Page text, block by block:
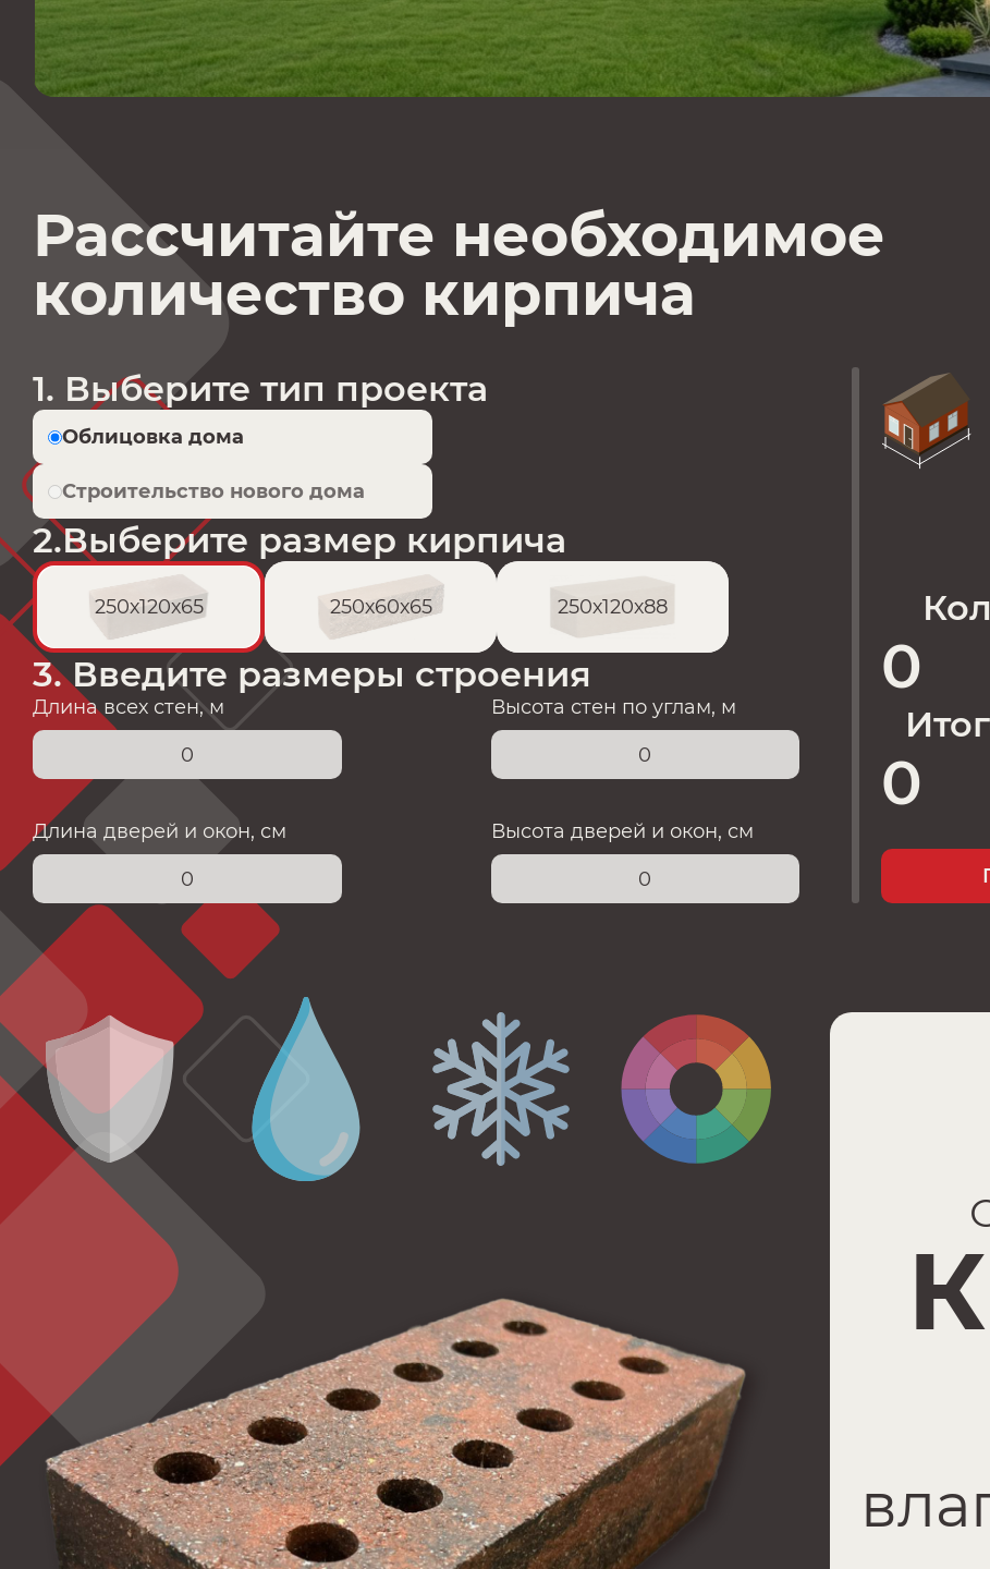
Рассчитайте необходимое
количество кирпича
1. Выберите тип проекта
Облицовка дома
Строительство нового дома
2.Выберите размер кирпича
250х120х65 250х60х65 250х120х88
3. Введите размеры строения
Длина всех стен, м Высота стен по углам, м
Длина дверей и окон, см Высота дверей и окон, см
0
0